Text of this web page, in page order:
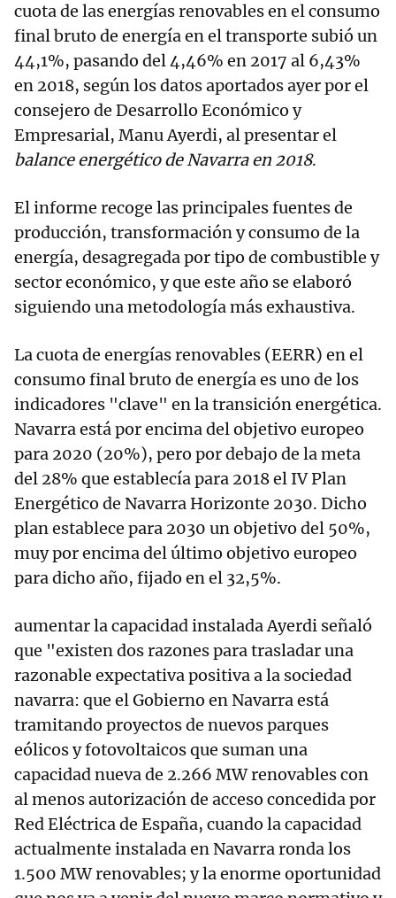
cuota de las energías renovables en el consumo
final bruto de energía en el transporte subió un
44,1%, pasando del 4,46% en 2017 al 6,43%
en 2018, según los datos aportados ayer por el
consejero de Desarrollo Económico y
Empresarial, Manu Ayerdi, al presentar el
balance energético de Navarra en 2018.
El informe recoge las principales fuentes de
producción, transformación y consumo de la
energía, desagregada por tipo de combustible y
sector económico, y que este año se elaboró
siguiendo una metodología más exhaustiva.
La cuota de energías renovables (EERR) en el
consumo final bruto de energía es uno de los
indicadores "clave" en la transición energética.
Navarra está por encima del objetivo europeo
para 2020 (20%), pero por debajo de la meta
del 28% que establecía para 2018 el IV Plan
Energético de Navarra Horizonte 2030. Dicho
plan establece para 2030 un objetivo del 50%,
muy por encima del último objetivo europeo
para dicho año, fijado en el 32,5%.
aumentar la capacidad instalada Ayerdi señaló
que "existen dos razones para trasladar una
razonable expectativa positiva a la sociedad
navarra: que el Gobierno en Navarra está
tramitando proyectos de nuevos parques
eólicos y fotovoltaicos que suman una
capacidad nueva de 2.266 MW renovables con
al menos autorización de acceso concedida por
Red Eléctrica de España, cuando la capacidad
actualmente instalada en Navarra ronda los
1.500 MW renovables; y la enorme oportunidad